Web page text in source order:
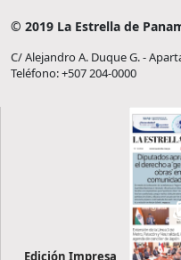
© 2019 La Estrella de
C/ Alejandro A. Duque G. -
Teléfono: +507 204-0000
Edición Impresa